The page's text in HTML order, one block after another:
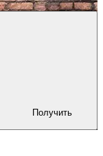
Получить